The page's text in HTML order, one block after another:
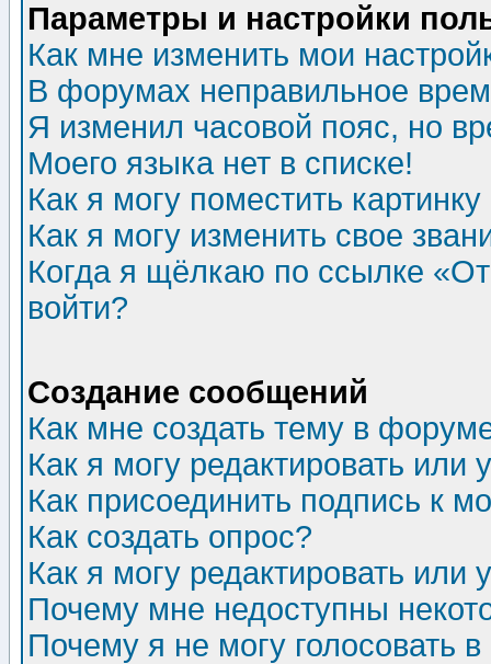
Параметры и настройки
Как мне изменить мои
В форумах неправильное
Я изменил часовой пояс, но
Моего языка нет в списке!
Как я могу поместить
Как я могу изменить свое
Когда я щёлкаю по ссылке
войти?
Создание сообщений
Как мне создать тему в
Как я могу редактировать или
Как присоединить подпись к
Как создать опрос?
Как я могу редактировать или
Почему мне недоступны
Почему я не могу голосовать